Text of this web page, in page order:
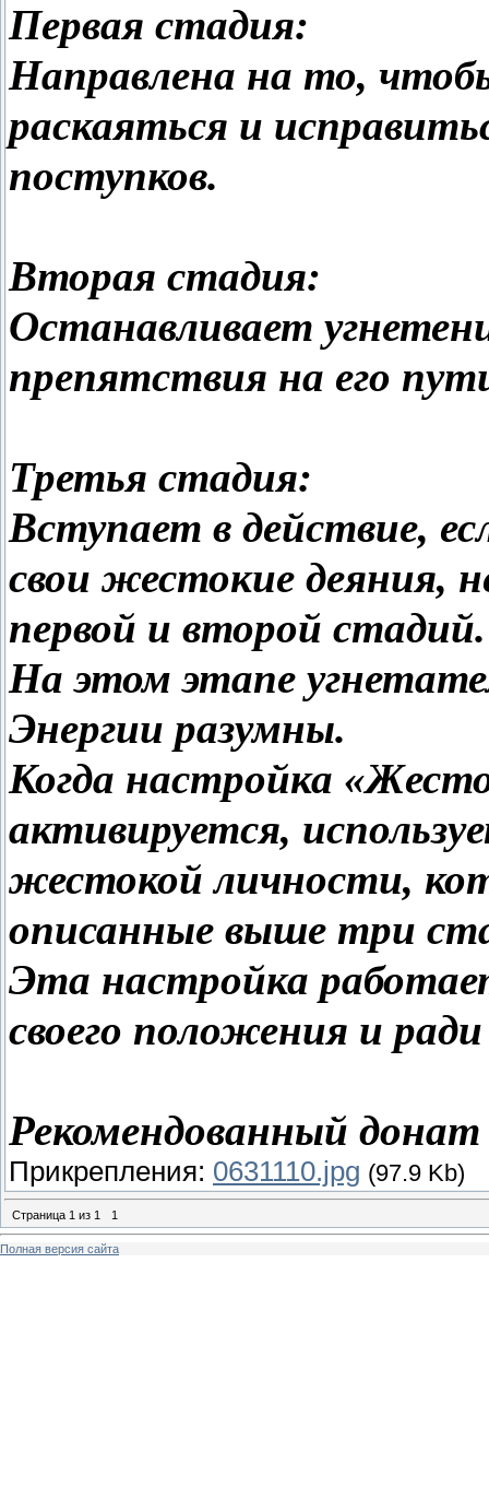
Первая стадия:
Направлена на то,
раскаяться и
поступков.
Вторая стадия:
Останавливает
препятствия на его
Третья стадия:
Вступает в действие,
свои жестокие деяния,
первой и второй стадий.
На этом этапе
Энергии разумны.
Когда настройка
активируется,
жестокой личности,
описанные выше три
Эта настройка
своего положения и ради
Рекомендованный донат
Прикрепления: 0631110.jpg (97.9 Kb)
Страница 1 из 1 1
Полная версия сайта